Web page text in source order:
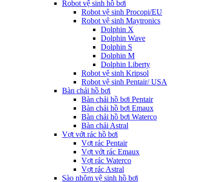
Robot vệ sinh hồ bơi
Robot vệ sinh Procopi/EU
Robot vệ sinh Maytronics
Dolphin X
Dolphin Wave
Dolphin S
Dolphin M
Dolphin Liberty
Robot vệ sinh Kripsol
Robot vệ sinh Pentair/ USA
Bàn chải hồ bơi
Bàn chải hồ bơi Pentair
Bàn chải hồ bơi Emaux
Bàn chải hồ bơi Waterco
Bàn chải Astral
Vợt vớt rác hồ bơi
Vợt rác Pentair
Vợt vớt rác Emaux
Vợt rác Waterco
Vợt rác Astral
Sào nhôm vệ sinh hồ bơi